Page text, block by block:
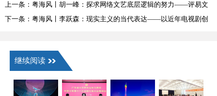
上一条：粤海风丨胡一峰：探求网络文艺底层逻辑的努力——评易文
翔、王金芝著《网络小说影视改编研究》
下一条：粤海风丨李跃森：现实主义的当代表达——以近年电视剧创
继续阅读